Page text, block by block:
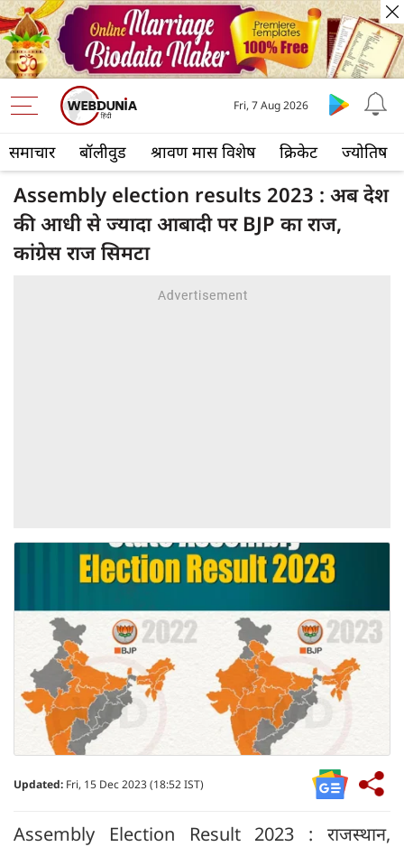
समाचार बॉलीवुड श्रावण मास विशेष क्रिकेट ज्योतिष
Fri, 7 Aug 2026
Assembly election results 2023 : अब देश
की आधी से ज्यादा आबादी पर BJP का राज,
कांग्रेस राज सिमटा
Updated: Fri, 15 Dec 2023 (18:52 IST)
Assembly Election Result 2023 : राजस्थान,